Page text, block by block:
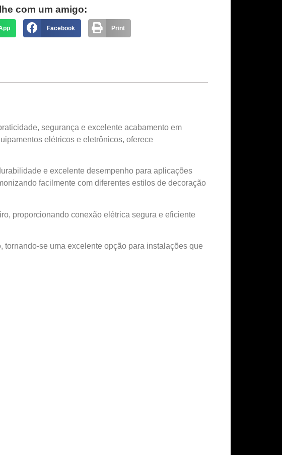
com um amigo:
Facebook Print
segurança e excelente acabamento em
elétricos e eletrônicos, oferece
e excelente desempenho para aplicações
facilmente com diferentes estilos de decoração
proporcionando conexão elétrica segura e eficiente
se uma excelente opção para instalações que